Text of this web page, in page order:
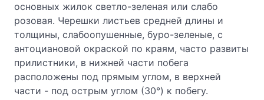
основных жилок светло-зеленая или слабо
розовая. Черешки листьев средней длины и
толщины, слабоопушенные, буро-зеленые, с
антоциановой окраской по краям, часто развиты
прилистники, в нижней части побега
расположены под прямым углом, в верхней
части - под острым углом (30°) к побегу.